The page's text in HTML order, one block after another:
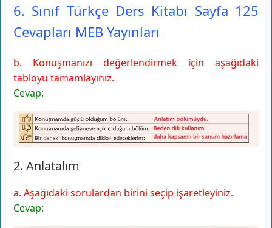
6. Sınıf Türkçe Ders Kitabı Sayfa 125
Cevapları MEB Yayınları
b. Konuşmanızı değerlendirmek için aşağıdaki
tabloyu tamamlayınız.
Cevap:
2. Anlatalım
a. Aşağıdaki sorulardan birini seçip işaretleyiniz.
Cevap: